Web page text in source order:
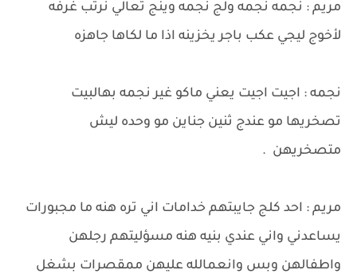
مريم : نجمه نجمه ولج نجمه وينج تعالي نرتب غرفه
لأخوج ليجي عكب باجر يخزينه اذا ما لكاها جاهزه
نجمه : اجيت اجيت يعني ماكو غير نجمه بهالبيت
تصخريها مو عندج ثنين جناين مو وحده ليش
متصخريهن .
مريم : احد كلج جايبتهم خدامات اني تره هنه ما مجبورات
يساعدني واني عندي بنيه هنه مسؤليتهم رجلهن
واطفالهن وبس وانعمالله عليهن ممقصرات بشغل